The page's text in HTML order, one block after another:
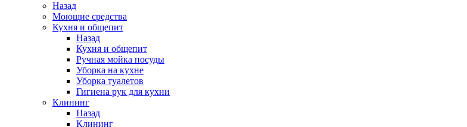
Назад
Моющие средства
Кухня и общепит
Назад
Кухня и общепит
Ручная мойка посуды
Уборка на кухне
Уборка туалетов
Гигиена рук для кухни
Клининг
Назад
Клининг